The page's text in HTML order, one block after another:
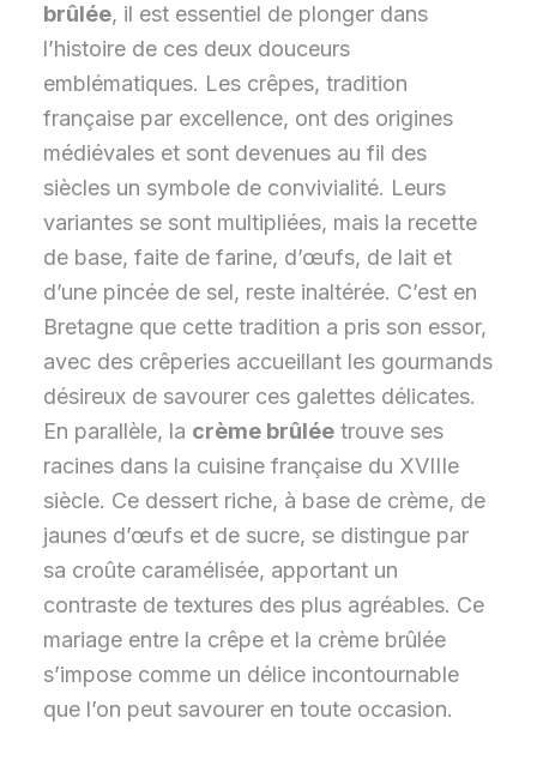
brûlée, il est essentiel de plonger dans
l’histoire de ces deux douceurs
emblématiques. Les crêpes, tradition
française par excellence, ont des origines
médiévales et sont devenues au fil des
siècles un symbole de convivialité. Leurs
variantes se sont multipliées, mais la recette
de base, faite de farine, d’œufs, de lait et
d’une pincée de sel, reste inaltérée. C’est en
Bretagne que cette tradition a pris son essor,
avec des crêperies accueillant les gourmands
désireux de savourer ces galettes délicates.
En parallèle, la crème brûléetrouve ses
racines dans la cuisine française du XVIIIe
siècle. Ce dessert riche, à base de crème, de
jaunes d’œufs et de sucre, se distingue par
sa croûte caramélisée, apportant un
contraste de textures des plus agréables. Ce
mariage entre la crêpe et la crème brûlée
s’impose comme un délice incontournable
que l’on peut savourer en toute occasion.